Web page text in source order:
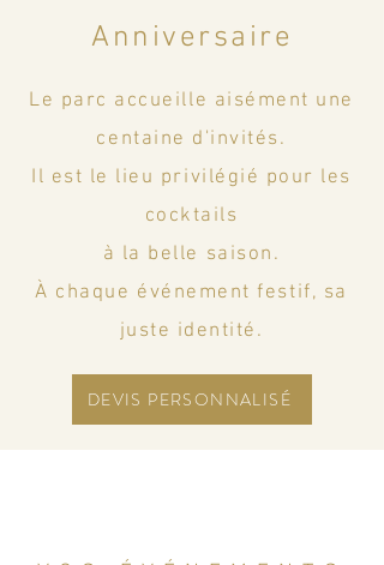
Anniversaire
Le parc accueille aisément une
centaine d'invités.
Il est le lieu privilégié pour les
cocktails
à la belle saison.
À chaque événement festif, sa
juste identité.
DEVIS PERSONNALISÉ